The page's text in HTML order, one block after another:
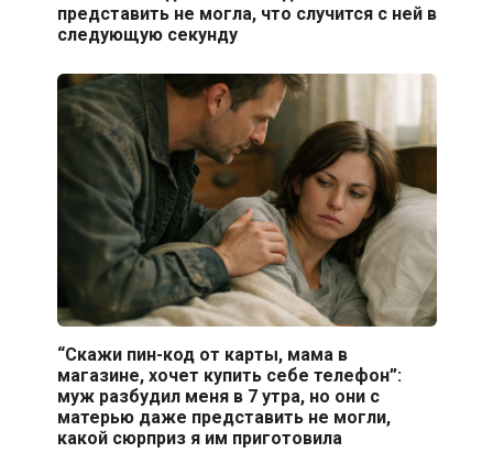
представить не могла, что случится с ней в
следующую секунду
“Скажи пин-код от карты, мама в
магазине, хочет купить себе телефон”:
муж разбудил меня в 7 утра, но они с
матерью даже представить не могли,
какой сюрприз я им приготовила